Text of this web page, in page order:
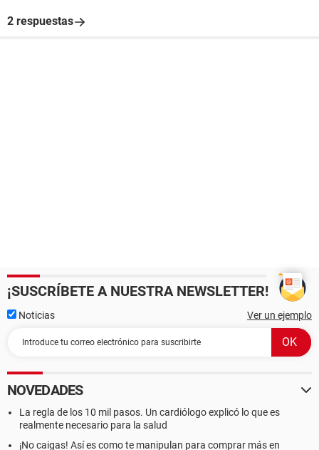
2 respuestas
¡SUSCRÍBETE A NUESTRA NEWSLETTER!
Noticias Ver un ejemplo
NOVEDADES
La regla de los 10 mil pasos. Un cardiólogo explicó lo que es
realmente necesario para la salud
¡No caigas! Así es como te manipulan para comprar más en